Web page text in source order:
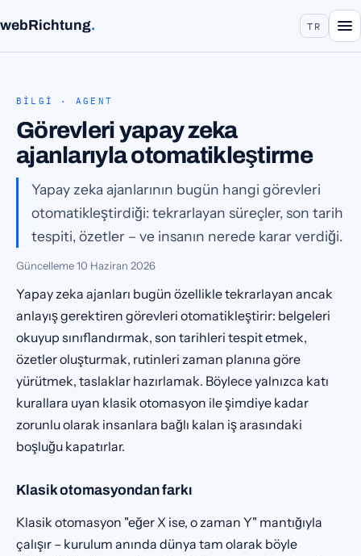
webRichtung. TR
BILGI · AGENT
Görevleri yapay zeka
ajanlarıyla otomatikleştirme
Yapay zeka ajanlarının bugün hangi görevleri
otomatikleştirdiği: tekrarlayan süreçler, son tarih
tespiti, özetler – ve insanın nerede karar verdiği.
Güncelleme10 Haziran 2026
Yapay zeka ajanları bugün özellikle tekrarlayan ancak
anlayış gerektiren görevleri otomatikleştirir: belgeleri
okuyup sınıflandırmak, son tarihleri tespit etmek,
özetler oluşturmak, rutinleri zaman planına göre
yürütmek, taslaklar hazırlamak. Böylece yalnızca katı
kurallara uyan klasik otomasyon ile şimdiye kadar
zorunlu olarak insanlara bağlı kalan iş arasındaki
boşluğu kapatırlar.
Klasik otomasyondan farkı
Klasik otomasyon "eğer X ise, o zaman Y" mantığıyla
çalışır – kurulum anında dünya tam olarak böyle